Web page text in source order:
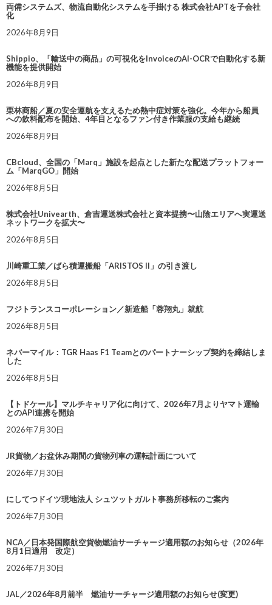
両備システムズ、物流自動化システムを手掛ける 株式会社APTを子会社
化
2026年8月9日
Shippio、「輸送中の商品」の可視化をInvoiceのAI-OCRで自動化する新
機能を提供開始
2026年8月9日
栗林商船／夏の安全運航を支えるため熱中症対策を強化。今年から船員
への飲料配布を開始、4年目となるファン付き作業服の支給も継続
2026年8月9日
CBcloud、全国の「Marq」施設を起点とした新たな配送プラットフォー
ム「MarqGO」開始
2026年8月5日
株式会社Univearth、倉吉運送株式会社と資本提携〜山陰エリアへ実運送
ネットワークを拡大〜
2026年8月5日
川崎重工業／ばら積運搬船「ARISTOS II」の引き渡し
2026年8月5日
フジトランスコーポレーション／新造船「蓉翔丸」就航
2026年8月5日
ネバーマイル：TGR Haas F1 Teamとのパートナーシップ契約を締結しま
した
2026年8月5日
【トドケール】マルチキャリア化に向けて、2026年7月よりヤマト運輸
とのAPI連携を開始
2026年7月30日
JR貨物／お盆休み期間の貨物列車の運転計画について
2026年7月30日
にしてつドイツ現地法人 シュツットガルト事務所移転のご案内
2026年7月30日
NCA／日本発国際航空貨物燃油サーチャージ適用額のお知らせ（2026年
8月1日適用 改定）
2026年7月30日
JAL／2026年8月前半 燃油サーチャージ適用額のお知らせ(変更)